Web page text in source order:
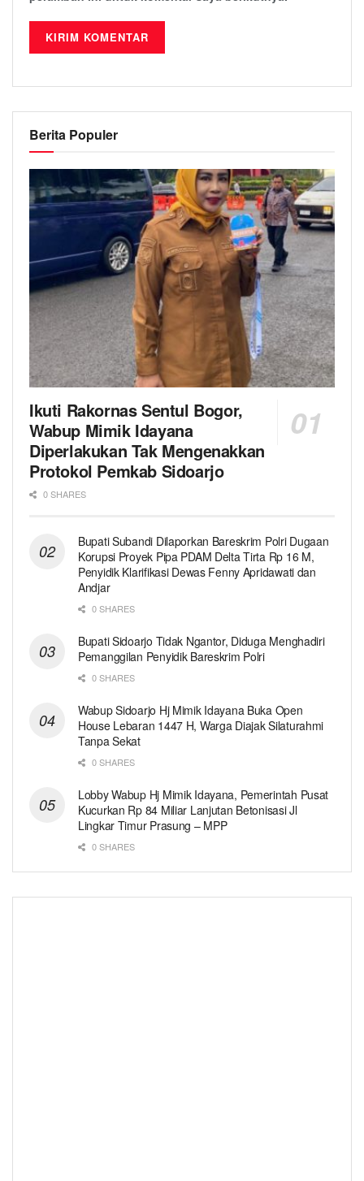
Berita Populer
Ikuti Rakornas Sentul Bogor,
Wabup Mimik Idayana
Diperlakukan Tak Mengenakkan
Protokol Pemkab Sidoarjo
0 SHARES
Bupati Subandi Dilaporkan Bareskrim Polri Dugaan
Korupsi Proyek Pipa PDAM Delta Tirta Rp 16 M,
Penyidik Klarifikasi Dewas Fenny Apridawati dan
Andjar
0 SHARES
Bupati Sidoarjo Tidak Ngantor, Diduga Menghadiri
Pemanggilan Penyidik Bareskrim Polri
0 SHARES
Wabup Sidoarjo Hj Mimik Idayana Buka Open
House Lebaran 1447 H, Warga Diajak Silaturahmi
Tanpa Sekat
0 SHARES
Lobby Wabup Hj Mimik Idayana, Pemerintah Pusat
Kucurkan Rp 84 Miliar Lanjutan Betonisasi Jl
Lingkar Timur Prasung – MPP
0 SHARES